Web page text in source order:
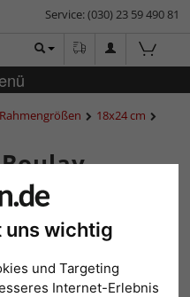
uns wichtig
und Targeting
Internet-Erlebnis
Service: (030) 23 59 490 81
Rahmengrößen
18x24 cm